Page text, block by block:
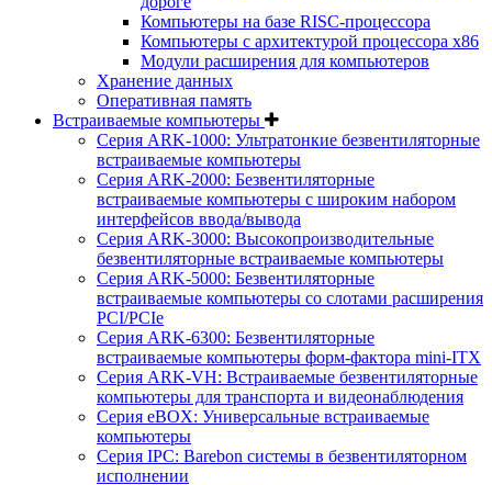
Компьютеры на базе RISC-процессора
Компьютеры с архитектурой процессора x86
Модули расширения для компьютеров
Хранение данных
Оперативная память
Встраиваемые компьютеры
Серия ARK-1000: Ультратонкие безвентиляторные
встраиваемые компьютеры
Серия ARK-2000: Безвентиляторные
встраиваемые компьютеры с широким набором
интерфейсов ввода/вывода
Серия ARK-3000: Высокопроизводительные
безвентиляторные встраиваемые компьютеры
Серия ARK-5000: Безвентиляторные
встраиваемые компьютеры со слотами расширения
PCI/PCIe
Серия ARK-6300: Безвентиляторные
встраиваемые компьютеры форм-фактора mini-ITX
Серия ARK-VH: Встраиваемые безвентиляторные
компьютеры для транспорта и видеонаблюдения
Серия eBOX: Универсальные встраиваемые
компьютеры
Серия IPC: Barebon системы в безвентиляторном
исполнении